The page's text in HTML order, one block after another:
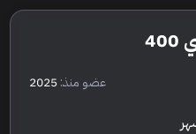
عضو منذ:2025